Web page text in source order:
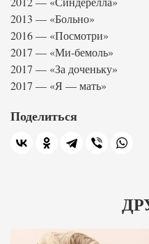
2013 — «Больно»
2016 — «Посмотри»
2017 — «Ми-бемоль»
2017 — «За доченьку»
2017 — «Я — мать»
Поделиться